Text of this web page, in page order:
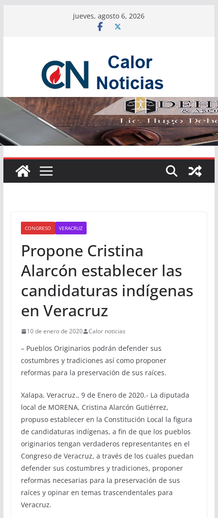
jueves, agosto 6, 2026
CONGRESO VERACRUZ
Propone Cristina
Alarcón establecer las
candidaturas indígenas
en Veracruz
10 de enero de 2020 Calor noticias
– Pueblos Originarios podrán defender sus
costumbres y tradiciones así como proponer
reformas para la preservación de sus raíces.
Xalapa, Veracruz., 9 de Enero de 2020.- La diputada
local de MORENA, Cristina Alarcón Gutiérrez,
propuso establecer en la Constitución Local la figura
de candidaturas indígenas, a fin de que los pueblos
originarios tengan verdaderos representantes en el
Congreso de Veracruz, a través de los cuales puedan
defender sus costumbres y tradiciones, proponer
reformas necesarias para la preservación de sus
raíces y opinar en temas trascendentales para
Veracruz.